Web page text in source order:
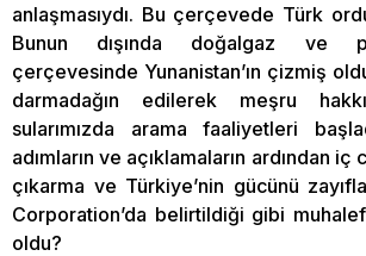
anlaşmasıydı. Bu çerçevede Türk
Bunun dışında doğalgaz ve
çerçevesinde Yunanistan’ın çizmiş
darmadağın edilerek meşru
sularımızda arama faaliyetleri
adımların ve açıklamaların ardından iç
çıkarma ve Türkiye’nin gücünü
Corporation’da belirtildiği gibi
oldu?